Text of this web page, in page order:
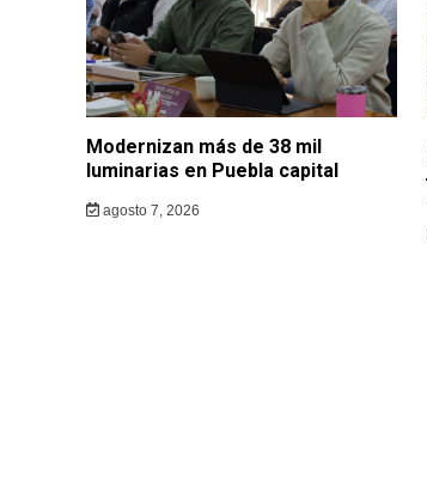
Modernizan más de 38 mil
luminarias en Puebla capital
agosto 7, 2026